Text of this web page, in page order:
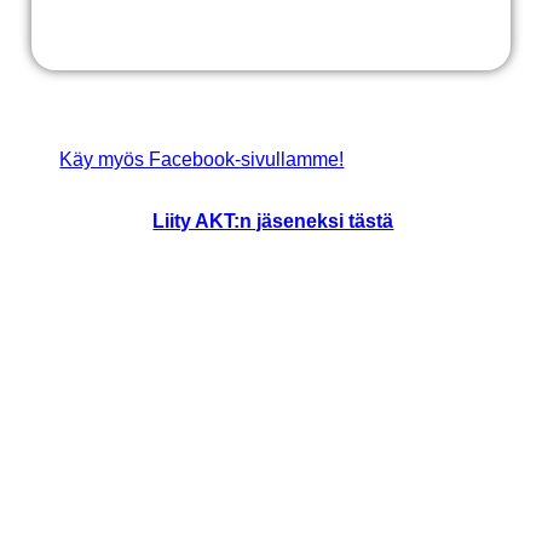
Käy myös Facebook-sivullamme!
Liity AKT:n jäseneksi tästä